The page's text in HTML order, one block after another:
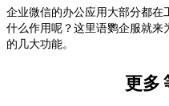
企业微信的办公应用大部分都
什么作用呢？这里语鹦企服就
的几大功能。
更多